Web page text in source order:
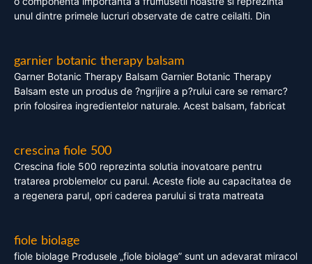
unul dintre primele lucruri observate de catre ceilalti. Din
garnier botanic therapy balsam
Garner Botanic Therapy Balsam Garnier Botanic Therapy
Balsam este un produs de ?ngrijire a p?rului care se remarc?
prin folosirea ingredientelor naturale. Acest balsam, fabricat
crescina fiole 500
Crescina fiole 500 reprezinta solutia inovatoare pentru
tratarea problemelor cu parul. Aceste fiole au capacitatea de
a regenera parul, opri caderea parului si trata matreata
fiole biolage
fiole biolage Produsele „fiole biolage” sunt un adevarat miracol